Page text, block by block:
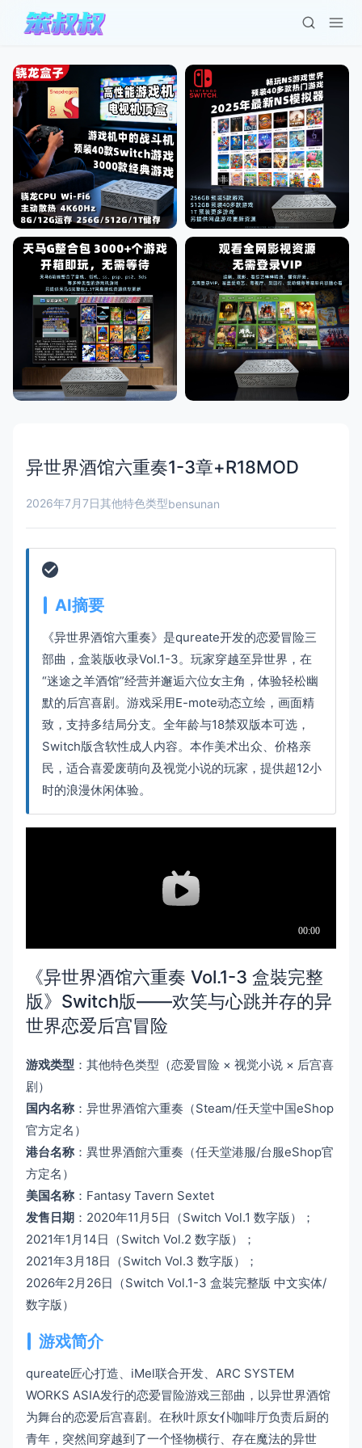
异世界酒馆六重奏1-3章+R18MOD
2026年7月7日其他特色类型bensunan
AI摘要
《异世界酒馆六重奏》是qureate开发的恋爱冒险三
部曲，盒装版收录Vol.1-3。玩家穿越至异世界，在
“迷途之羊酒馆”经营并邂逅六位女主角，体验轻松幽
默的后宫喜剧。游戏采用E-mote动态立绘，画面精
致，支持多结局分支。全年龄与18禁双版本可选，
Switch版含软性成人内容。本作美术出众、价格亲
民，适合喜爱废萌向及视觉小说的玩家，提供超12小
时的浪漫休闲体验。
《异世界酒馆六重奏 Vol.1-3 盒裝完整
版》Switch版——欢笑与心跳并存的异
世界恋爱后宫冒险
游戏类型 ：其他特色类型（恋爱冒险 × 视觉小说 × 后宫喜
剧）
国内名称：异世界酒馆六重奏（Steam/任天堂中国eShop
官方定名）
港台名称：異世界酒館六重奏（任天堂港服/台服eShop官
方定名）
美国名称：Fantasy Tavern Sextet
发售日期 ：2020年11月5日（Switch Vol.1 数字版）；
2021年1月14日（Switch Vol.2 数字版）；
2021年3月18日（Switch Vol.3 数字版）；
2026年2月26日（Switch Vol.1-3 盒裝完整版 中文实体/
数字版）
游戏简介
qureate匠心打造、iMel联合开发、ARC SYSTEM
WORKS ASIA发行的恋爱冒险游戏三部曲，以异世界酒馆
为舞台的恋爱后宫喜剧。在秋叶原女仆咖啡厅负责后厨的
青年，突然间穿越到了一个怪物横行、存在魔法的异世